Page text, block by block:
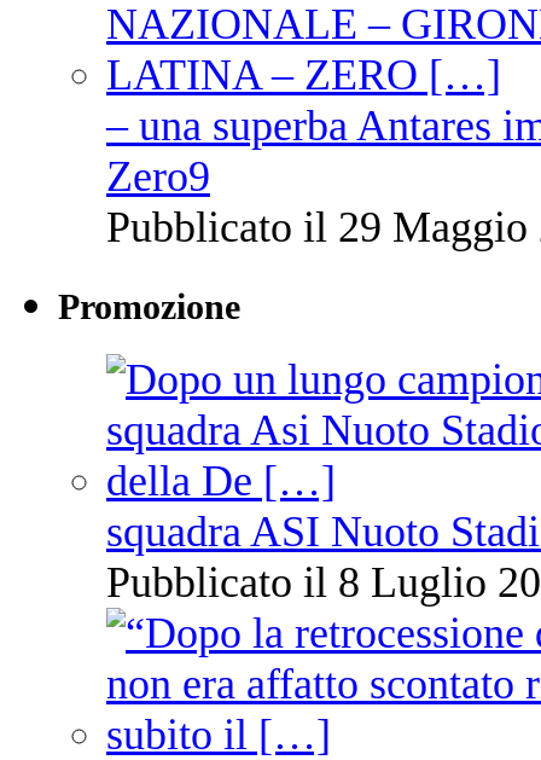
– una superba Antares
Zero9
Pubblicato il 29 Maggio
Promozione
squadra ASI Nuoto
Pubblicato il 8 Luglio